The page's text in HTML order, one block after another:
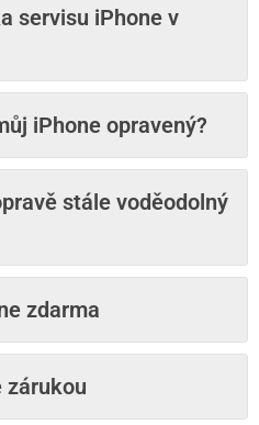
servisu iPhone v
iPhone opravený?
stále voděodolný
zdarma
zárukou